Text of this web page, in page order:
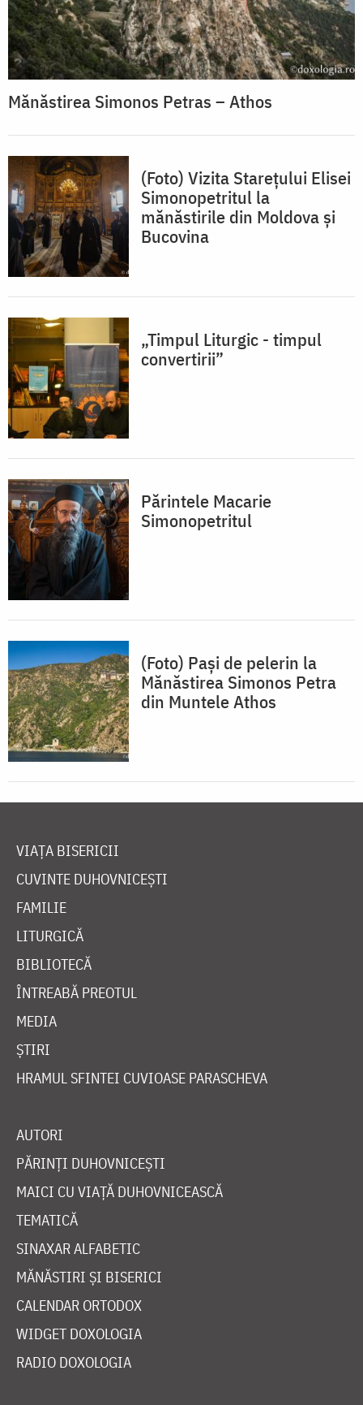
Mănăstirea Simonos Petras – Athos
(Foto) Vizita Stareţului Elisei
Simonopetritul la
mănăstirile din Moldova şi
Bucovina
„Timpul Liturgic - timpul
convertirii”
Părintele Macarie
Simonopetritul
(Foto) Pași de pelerin la
Mănăstirea Simonos Petra
din Muntele Athos
VIAȚA BISERICII
CUVINTE DUHOVNICEȘTI
FAMILIE
LITURGICĂ
BIBLIOTECĂ
ÎNTREABĂ PREOTUL
MEDIA
ȘTIRI
HRAMUL SFINTEI CUVIOASE PARASCHEVA
AUTORI
PĂRINȚI DUHOVNICEȘTI
MAICI CU VIAȚĂ DUHOVNICEASCĂ
TEMATICĂ
SINAXAR ALFABETIC
MĂNĂSTIRI ȘI BISERICI
CALENDAR ORTODOX
WIDGET DOXOLOGIA
RADIO DOXOLOGIA